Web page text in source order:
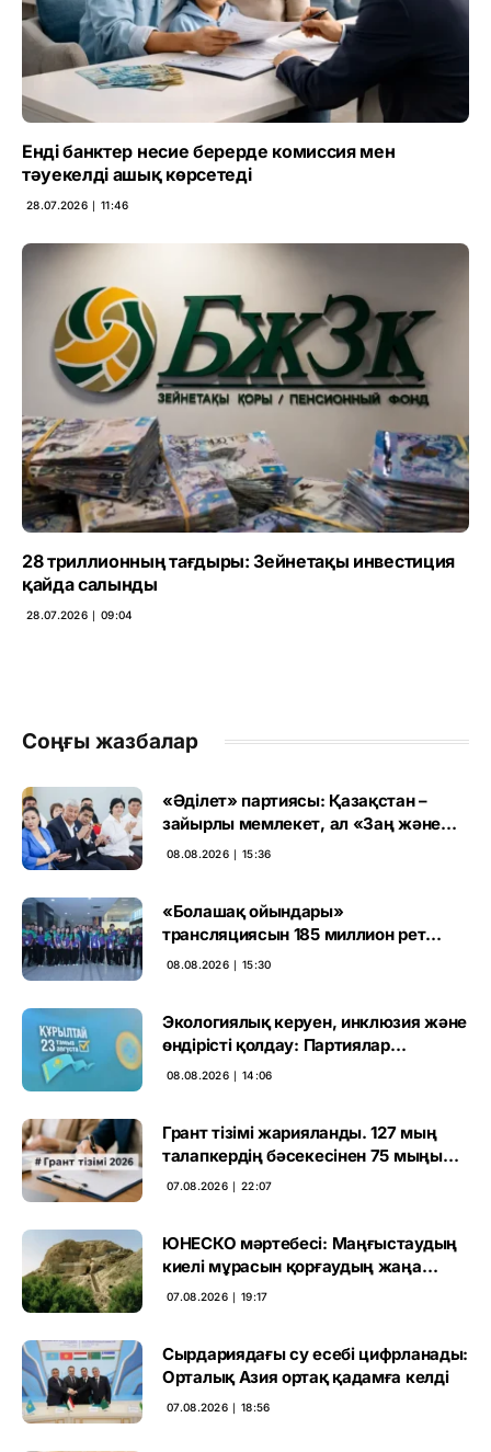
Енді банктер несие берерде комиссия мен
тәуекелді ашық көрсетеді
28.07.2026 ∣ 11:46
28 триллионның тағдыры: Зейнетақы инвестиция
қайда салынды
28.07.2026 ∣ 09:04
Соңғы жазбалар
«Әділет» партиясы: Қазақстан –
зайырлы мемлекет, ал «Заң және
тәртіп» қағидаты баршаға міндетті
08.08.2026 ∣ 15:36
«Болашақ ойындары»
трансляциясын 185 миллион рет
көрген
08.08.2026 ∣ 15:30
Экологиялық керуен, инклюзия және
өндірісті қолдау: Партиялар
өңірлерде қандай мәселе көтерді
08.08.2026 ∣ 14:06
Грант тізімі жарияланды. 127 мың
талапкердің бәсекесінен 75 мыңы
өтті
07.08.2026 ∣ 22:07
ЮНЕСКО мәртебесі: Маңғыстаудың
киелі мұрасын қорғаудың жаңа
кезеңі басталды
07.08.2026 ∣ 19:17
Сырдариядағы су есебі цифрланады:
Орталық Азия ортақ қадамға келді
07.08.2026 ∣ 18:56